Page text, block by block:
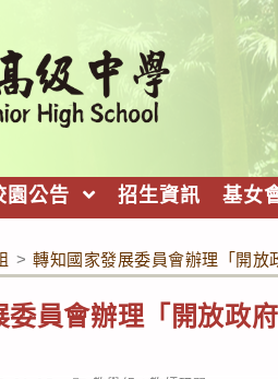
園公告 招生資訊 基女
> 轉知國家發展委員會辦理「開放
委員會辦理「開放政